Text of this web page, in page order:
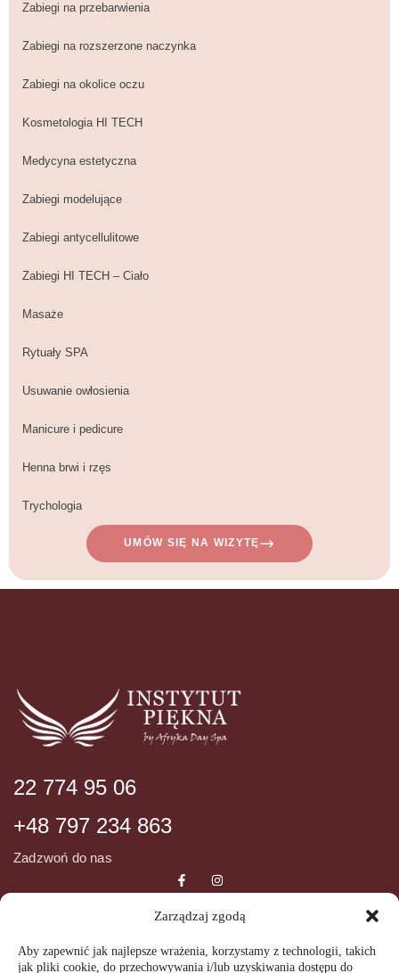
Zarządzaj zgodą
Aby zapewnić jak najlepsze wrażenia, korzystamy z technologii, takich
jak pliki cookie, do przechowywania i/lub uzyskiwania dostępu do
Zabiegi na przebarwienia
Zabiegi na rozszerzone naczynka
Zabiegi na okolice oczu
Kosmetologia HI TECH
Medycyna estetyczna
Zabiegi modelujące
Zabiegi antycellulitowe
Zabiegi HI TECH – Ciało
Masaże
Rytuały SPA
Usuwanie owłosienia
Manicure i pedicure
Henna brwi i rzęs
Trychologia
UMÓW SIĘ NA WIZYTĘ
22 774 95 06
+48 797 234 863
Zadzwoń do nas